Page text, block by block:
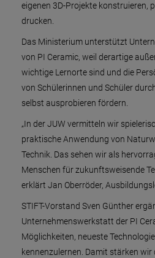
eigenen 3D-Projekte konstruieren,
drucken.
Das Ministerium unterstützt
von PI Ceramic, weil derartige
wichtige Lernorte sind und die
von Schülerinnen und Schüler
selbst ausprobieren fördern.
„In der JUW vermitteln wir
praktische Anwendung von
Technik. Das sehen wir als
Menschen für zukunftsweisende
erklärt Jan Oberröder,
STIFT-Vorstand Sven Günther
Unternehmenswerkstatt der PI
Möglichkeiten, neueste
kennenzulernen. Damit stärken wir